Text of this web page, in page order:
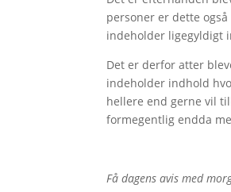
personer er dette
indeholder ligegyldigt
Det er derfor atter
indeholder indhold
hellere end gerne vil
formegentlig endda
Få dagens avis med